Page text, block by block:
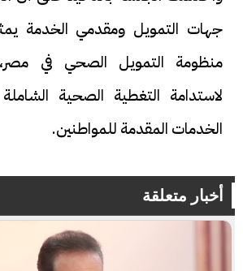
جهات التمويل ومقدمي الخدمة
منظومة التمويل الصحي في مصر،
لاستدامة التغطية الصحية
الخدمات المقدمة للمواطنين.
أخبار متعلقة